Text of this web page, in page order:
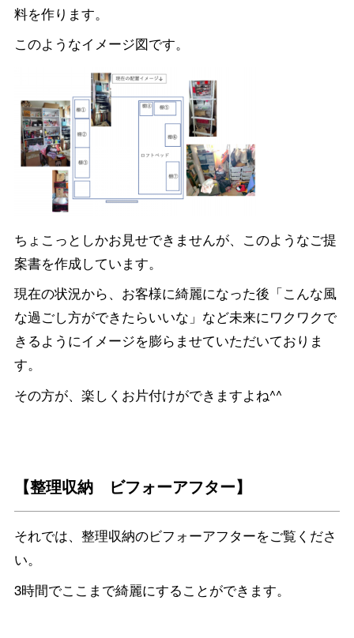
料を作ります。
このようなイメージ図です。
ちょこっとしかお見せできませんが、このようなご提
案書を作成しています。
現在の状況から、お客様に綺麗になった後「こんな風
な過ごし方ができたらいいな」など未来にワクワクで
きるようにイメージを膨らませていただいておりま
す。
その方が、楽しくお片付けができますよね^^
【整理収納 ビフォーアフター】
それでは、整理収納のビフォーアフターをご覧くださ
い。
3時間でここまで綺麗にすることができます。